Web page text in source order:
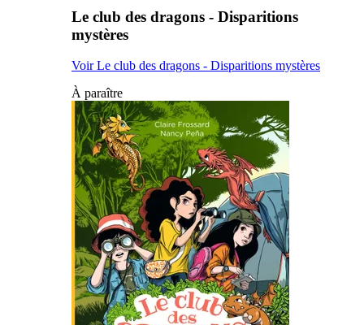
Le club des dragons - Disparitions
mystères
Voir Le club des dragons - Disparitions mystères
À paraître